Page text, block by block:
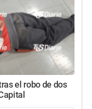
el robo de dos